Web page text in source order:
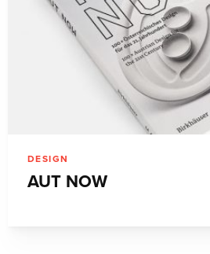
DESIGN
AUT NOW